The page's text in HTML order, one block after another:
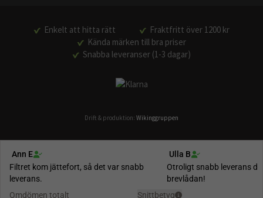
Enkelt att hitta rätt
Fraktfritt över 1200 kr
Kända märken till bra priser
Snabba leveranser (1-3 dagar)
Drift & produktion: Wikinggruppen